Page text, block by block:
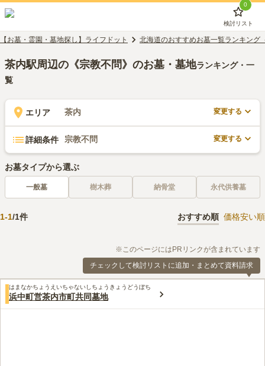
0
検討リスト
【お墓・霊園・墓地探し】ライフドット 北海道のおすすめお墓一覧ランキング
茶内駅周辺の《宗教不問》のお墓・墓地ランキング・一
覧
エリア 茶内 変更する
詳細条件 宗教不問 変更する
お墓タイプから選ぶ
一般墓 樹木葬 納骨堂 永代供養墓
1-1/1件 おすすめ順 価格安い順
※このページにはPRリンクが含まれています
チェックして検討リストに追加・まとめて資料請求
はまなかちょうえいちゃないしちょうきょうどうぼち
浜中町営茶内市町共同墓地